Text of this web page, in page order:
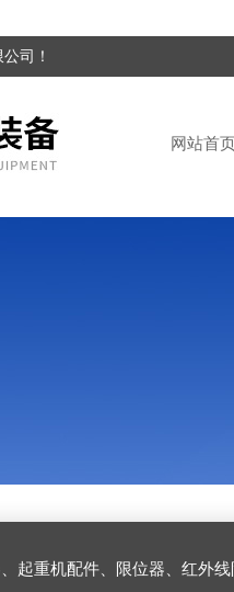
司！
网站首
重机配件、限位器、红外线防撞器